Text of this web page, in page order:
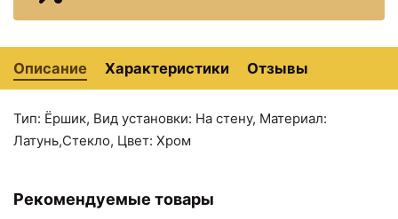
Minimale 1497MCR
1482MCR
Описание Характеристики Отзывы
Тип: Ёршик, Вид установки: На стену, Материал:
Латунь,Стекло, Цвет: Хром
Рекомендуемые товары